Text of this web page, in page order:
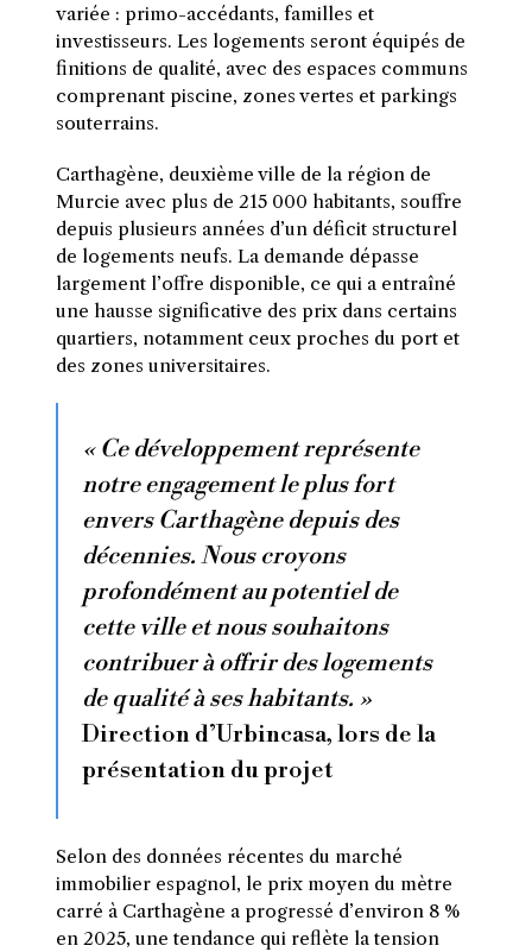
variée : primo-accédants, familles et
investisseurs. Les logements seront équipés de
finitions de qualité, avec des espaces communs
comprenant piscine, zones vertes et parkings
souterrains.
Carthagène, deuxième ville de la région de
Murcie avec plus de 215 000 habitants, souffre
depuis plusieurs années d’un déficit structurel
de logements neufs. La demande dépasse
largement l’offre disponible, ce qui a entraîné
une hausse significative des prix dans certains
quartiers, notamment ceux proches du port et
des zones universitaires.
« Ce développement représente
notre engagement le plus fort
envers Carthagène depuis des
décennies. Nous croyons
profondément au potentiel de
cette ville et nous souhaitons
contribuer à offrir des logements
de qualité à ses habitants. »
Direction d’Urbincasa, lors de la
présentation du projet
Selon des données récentes du marché
immobilier espagnol, le prix moyen du mètre
carré à Carthagène a progressé d’environ 8 %
en 2025, une tendance qui reflète la tension